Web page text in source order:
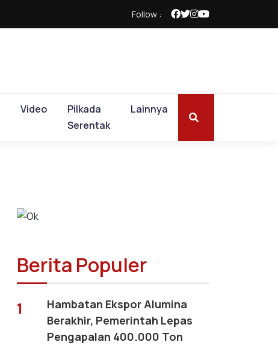
Follow :
Video
Pilkada
Serentak
Lainnya
Berita Populer
1
Hambatan Ekspor Alumina
Berakhir, Pemerintah Lepas
Pengapalan 400.000 Ton